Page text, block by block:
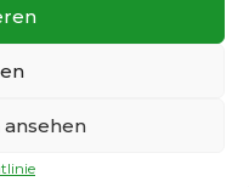
unsere Jungs
sicher,
Am Ende stand ein
gezeigt. Nun